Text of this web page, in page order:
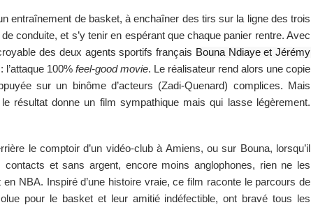
entraînement de basket, à enchaîner des tirs sur la ligne des trois
des deux agents sportifs français Bouna Ndiaye et Jérémy
100% feel-good movie. Le réalisateur rend alors une copie
sur un binôme d’acteurs (Zadi-Quenard) complices. Mais
résultat donne un film sympathique mais qui lasse légèrement.
le comptoir d’un vidéo-club à Amiens, ou sur Bouna, lorsqu’il
contacts et sans argent, encore moins anglophones, rien ne les
NBA. Inspiré d’une histoire vraie, ce film raconte le parcours de
pour le basket et leur amitié indéfectible, ont bravé tous les